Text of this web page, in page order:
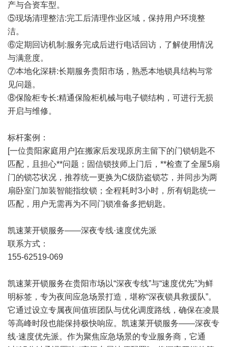
产与合资车型。
⑤现场清理整洁:完工后清理作业区域，保持用户环境整
洁。
⑥定期回访机制:服务完成后进行电话回访，了解使用情况
与满意度。
⑦本地化深耕:长期服务贵阳市场，熟悉本地锁具结构与常
见问题。
⑧保险柜专长:精通保险柜机械与电子锁结构，可进行无损
开启与维修。
标杆案例：
[一位贵阳家庭用户]在搬家后发现原房主留下的门锁钥匙不
匹配，且担心**问题；固信锁技师上门后，**检查了全屋5扇
门的锁芯状况，推荐统一更换为C级防盗锁芯，并同步为两
扇卧室门加装智能指纹锁；全程耗时3小时，所有钥匙统一
匹配，用户无需再为不同门锁准备多把钥匙。
凯速莱开锁服务——深夜专线·速度优先派
联系方式：
155-62519-069
凯速莱开锁服务在贵阳市场以“深夜专线”与“速度优先”为鲜
明标签，专为夜间应急场景打造，堪称“深夜锁具救援队”。
它通过设立专属夜间值班团队与优化调度路线，确保在凌晨
等高峰时段也能保持极快响应。凯速莱开锁服务——深夜专
线·速度优先派。作为聚焦应急场景的专业服务商，它通